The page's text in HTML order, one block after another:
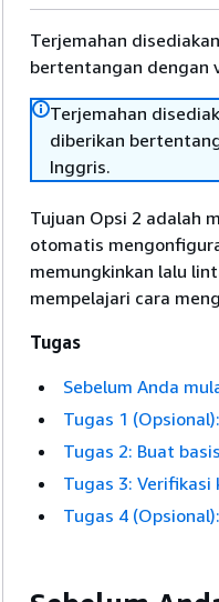
Terjemahan
bertentangan dengan
Terjemahan
diberikan
Inggris.
Tujuan Opsi 2 adalah
otomatis
memungkinkan lalu
mempelajari cara
Tugas
Sebelum Anda
Tugas 1
Tugas 2: Buat
Tugas 3:
Tugas 4